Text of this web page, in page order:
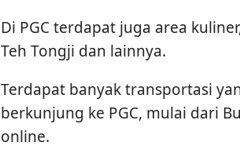
Di PGC terdapat juga area
Teh Tongji dan lainnya.
Terdapat banyak transportasi
berkunjung ke PGC, mulai dari
online.